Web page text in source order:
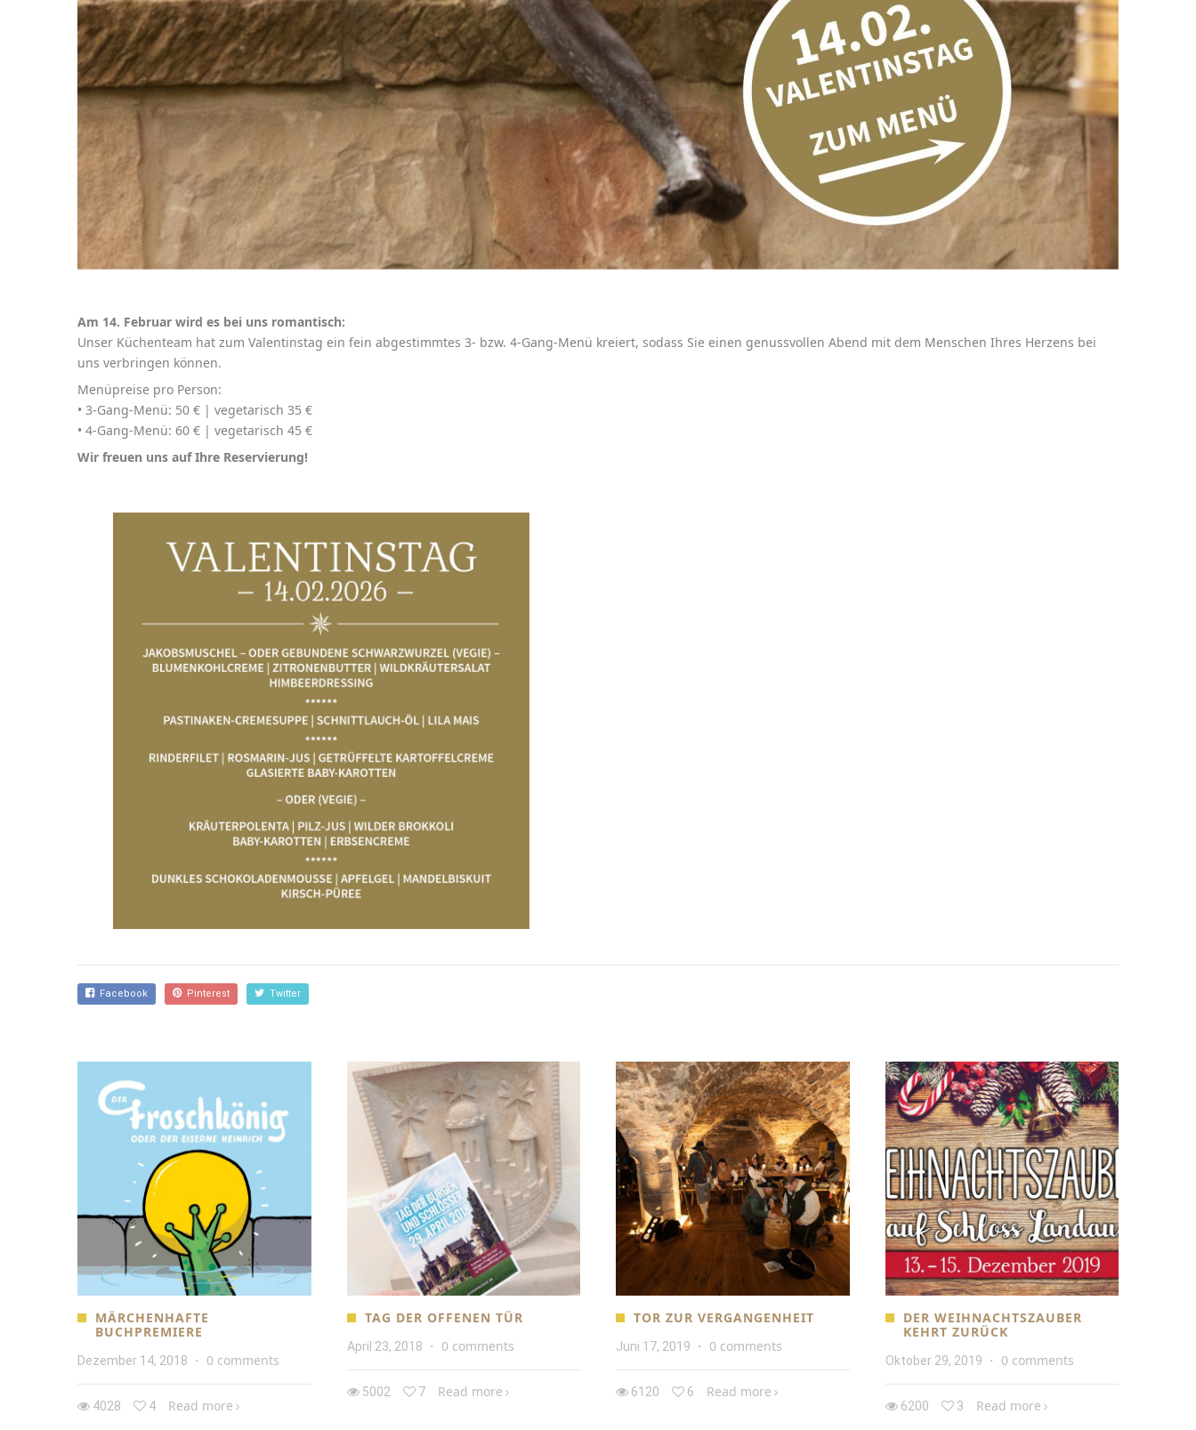
Am 14. Februar wird es bei uns romantisch:
Unser Küchenteam hat zum Valentinstag ein fein abgestimmtes 3- bzw. 4-Gang-Menü kreiert, sodass Sie einen genussvollen Abend mit dem Menschen Ihres Herzens bei
uns verbringen können.
Menüpreise pro Person:
•⁠ ⁠3-Gang-Menü: 50 € | vegetarisch 35 €
•⁠ ⁠4-Gang-Menü: 60 € | vegetarisch 45 €
Wir freuen uns auf Ihre Reservierung!
Facebook Pinterest Twitter
MÄRCHENHAFTE
BUCHPREMIERE
Dezember 14, 2018 · 0 comments
4028 4 Read more
TAG DER OFFENEN TÜR
April 23, 2018 · 0 comments
5002 7 Read more
TOR ZUR VERGANGENHEIT
Juni 17, 2019 · 0 comments
6120 6 Read more
DER WEIHNACHTSZAUBER
KEHRT ZURÜCK
Oktober 29, 2019 · 0 comments
6200 3 Read more